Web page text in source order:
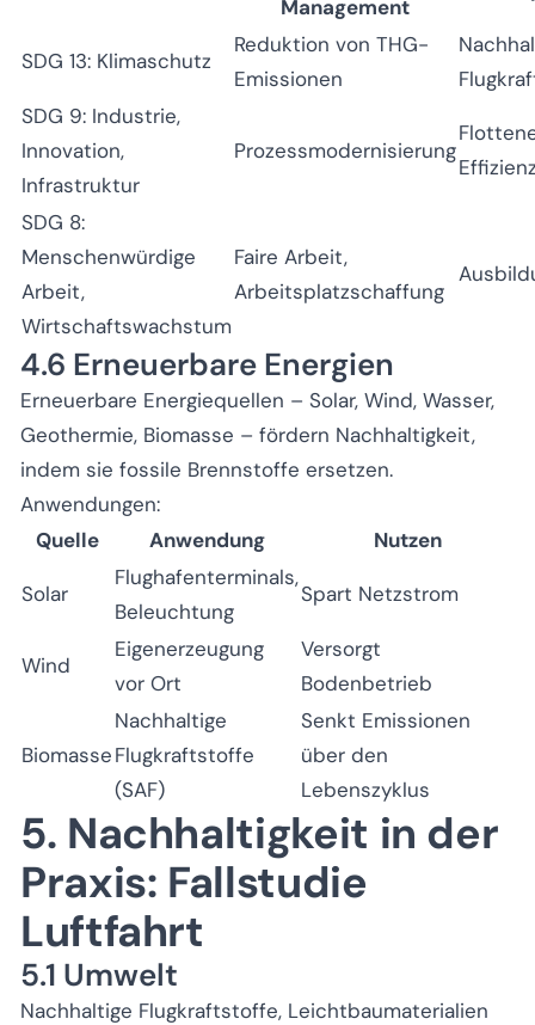
Management
SDG 13: Klimaschutz
Reduktion von THG-
Emissionen
SDG 9: Industrie,
Innovation,
Infrastruktur
Prozessmodernisierung
SDG 8:
Menschenwürdige
Arbeit,
Wirtschaftswachstum
Faire Arbeit,
Arbeitsplatzschaffung
4.6 Erneuerbare Energien
Erneuerbare Energiequellen – Solar, Wind, Wasser,
Geothermie, Biomasse – fördern Nachhaltigkeit,
indem sie fossile Brennstoffe ersetzen.
Anwendungen:
Quelle
Anwendung Nutzen
Solar
Flughafenterminals,
Beleuchtung
Spart Netzstrom
Wind
Eigenerzeugung
vor Ort
Versorgt
Bodenbetrieb
Biomasse
Nachhaltige
Flugkraftstoffe
(SAF)
Senkt Emissionen
über den
Lebenszyklus
5. Nachhaltigkeit in der
Praxis: Fallstudie
Luftfahrt
5.1 Umwelt
Nachhaltige Flugkraftstoffe, Leichtbaumaterialien